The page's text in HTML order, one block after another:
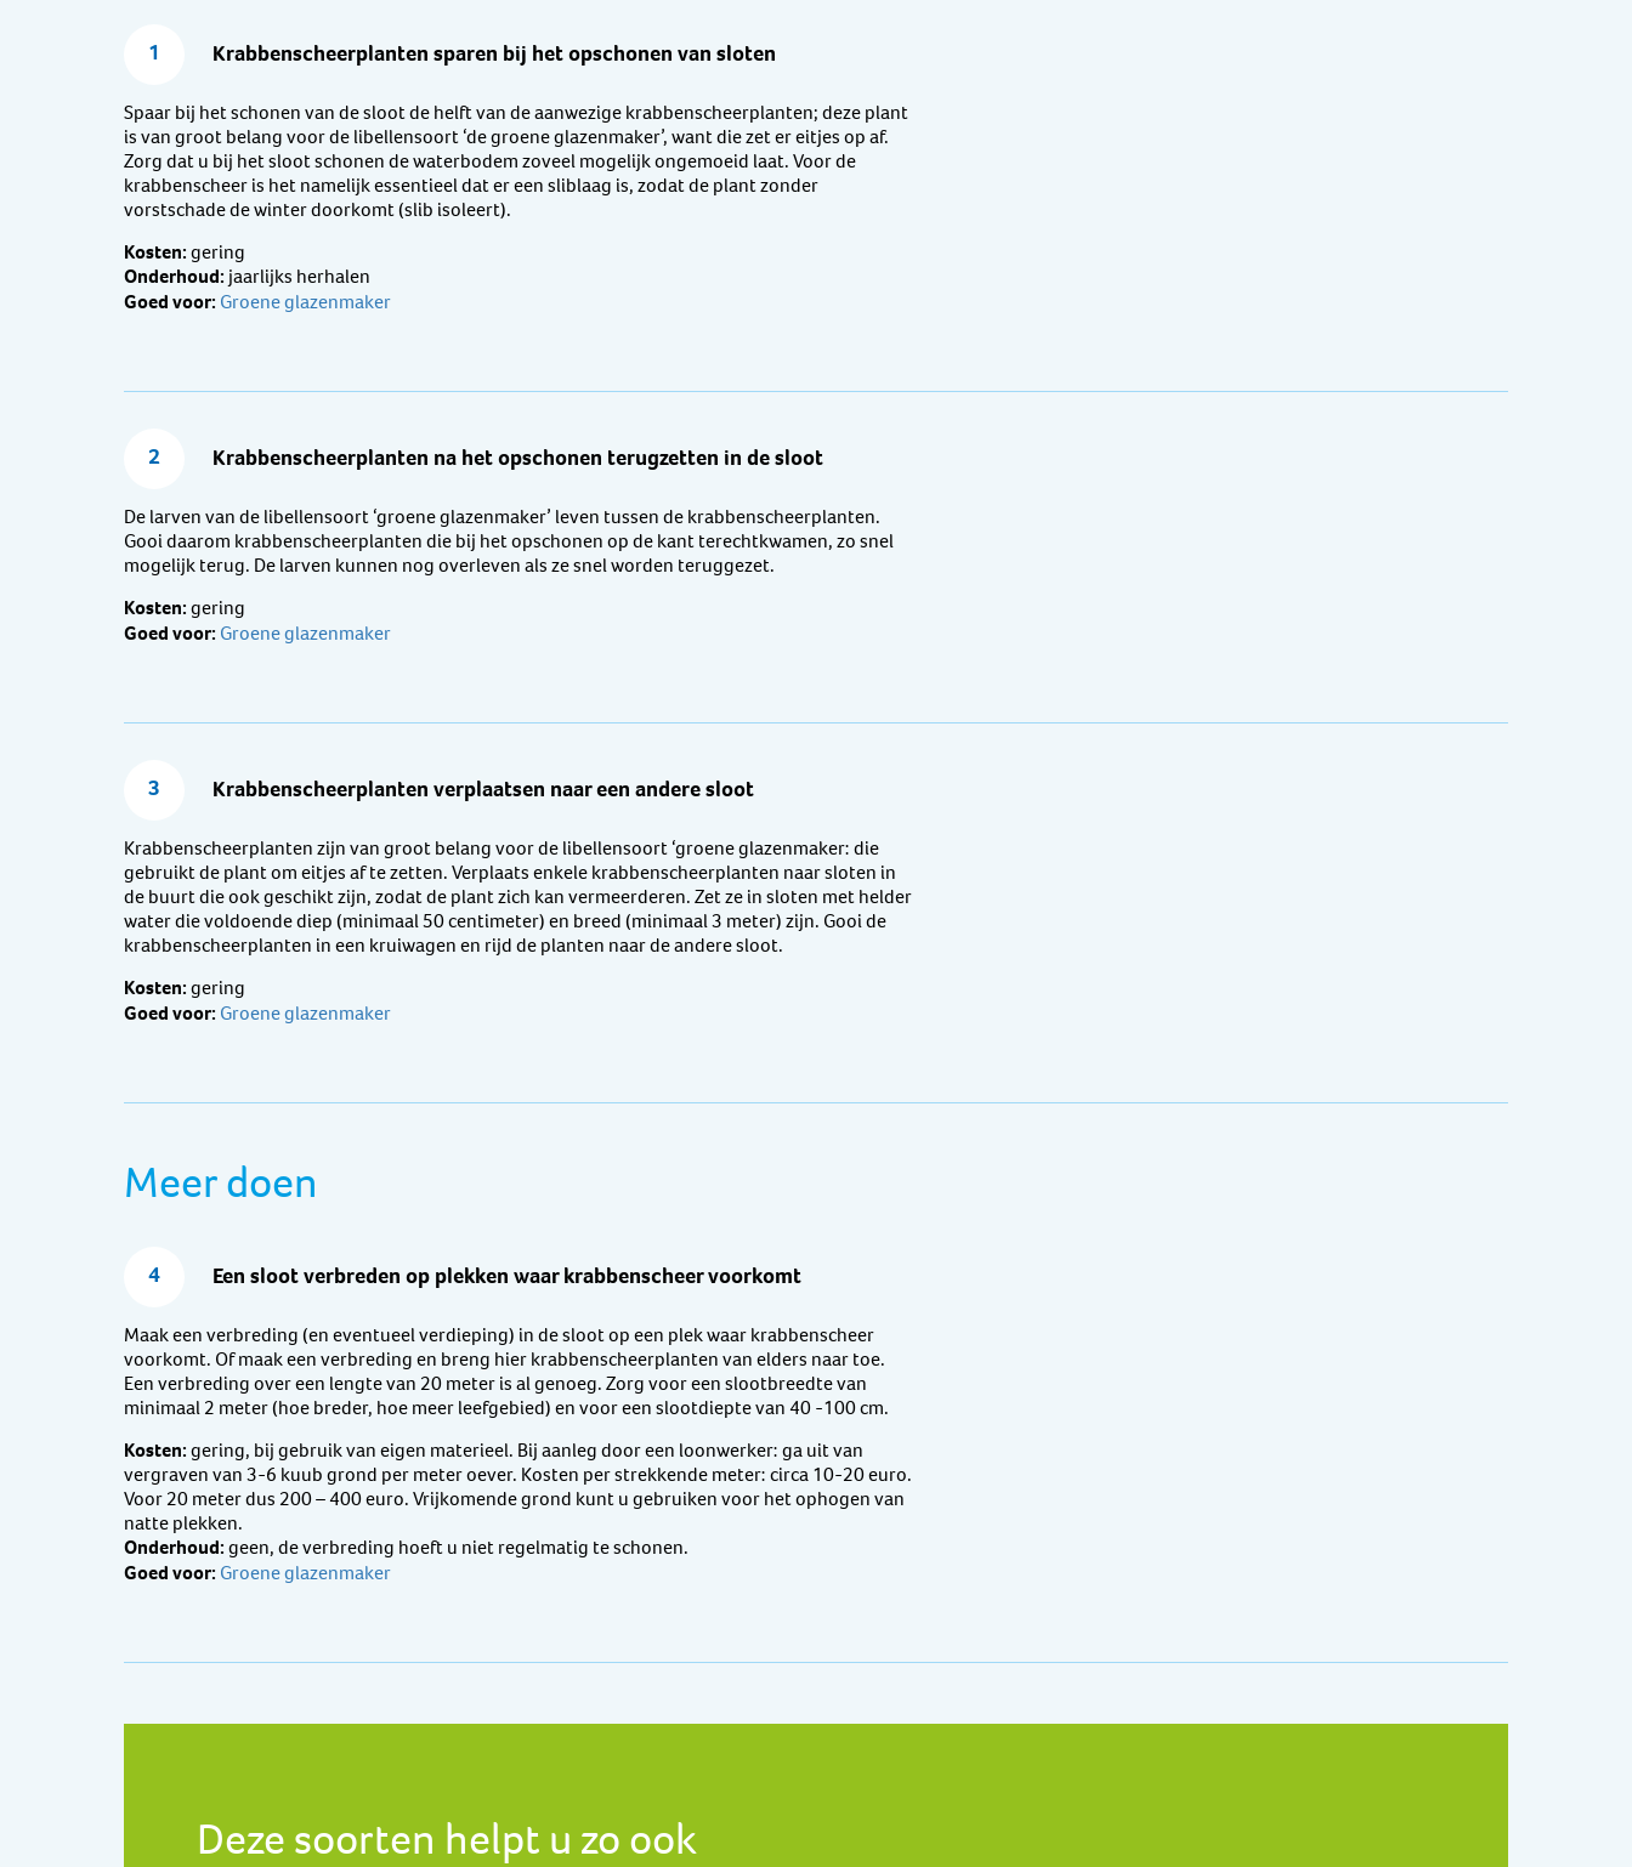
1 Krabbenscheerplanten sparen bij het opschonen van sloten
Spaar bij het schonen van de sloot de helft van de aanwezige krabbenscheerplanten; deze plant
is van groot belang voor de libellensoort ‘de groene glazenmaker’, want die zet er eitjes op af.
Zorg dat u bij het sloot schonen de waterbodem zoveel mogelijk ongemoeid laat. Voor de
krabbenscheer is het namelijk essentieel dat er een sliblaag is, zodat de plant zonder
vorstschade de winter doorkomt (slib isoleert).
Kosten: gering
Onderhoud: jaarlijks herhalen
Goed voor: Groene glazenmaker
2 Krabbenscheerplanten na het opschonen terugzetten in de sloot
De larven van de libellensoort ‘groene glazenmaker’ leven tussen de krabbenscheerplanten.
Gooi daarom krabbenscheerplanten die bij het opschonen op de kant terechtkwamen, zo snel
mogelijk terug. De larven kunnen nog overleven als ze snel worden teruggezet.
Kosten: gering
Goed voor: Groene glazenmaker
3 Krabbenscheerplanten verplaatsen naar een andere sloot
Krabbenscheerplanten zijn van groot belang voor de libellensoort ‘groene glazenmaker: die
gebruikt de plant om eitjes af te zetten. Verplaats enkele krabbenscheerplanten naar sloten in
de buurt die ook geschikt zijn, zodat de plant zich kan vermeerderen. Zet ze in sloten met helder
water die voldoende diep (minimaal 50 centimeter) en breed (minimaal 3 meter) zijn. Gooi de
krabbenscheerplanten in een kruiwagen en rijd de planten naar de andere sloot.
Kosten: gering
Goed voor: Groene glazenmaker
Meer doen
4 Een sloot verbreden op plekken waar krabbenscheer voorkomt
Maak een verbreding (en eventueel verdieping) in de sloot op een plek waar krabbenscheer
voorkomt. Of maak een verbreding en breng hier krabbenscheerplanten van elders naar toe.
Een verbreding over een lengte van 20 meter is al genoeg. Zorg voor een slootbreedte van
minimaal 2 meter (hoe breder, hoe meer leefgebied) en voor een slootdiepte van 40 -100 cm.
Kosten: gering, bij gebruik van eigen materieel. Bij aanleg door een loonwerker: ga uit van
vergraven van 3-6 kuub grond per meter oever. Kosten per strekkende meter: circa 10-20 euro.
Voor 20 meter dus 200 – 400 euro. Vrijkomende grond kunt u gebruiken voor het ophogen van
natte plekken.
Onderhoud: geen, de verbreding hoeft u niet regelmatig te schonen.
Goed voor: Groene glazenmaker
Deze soorten helpt u zo ook